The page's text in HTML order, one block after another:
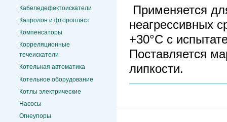
Кабеледефектоискатели
Капролон и фторопласт
Компенсаторы
Корреляционные
течеискатели
Котельная автоматика
Котельное оборудование
Котлы электрические
Насосы
Огнеупоры
Применяется
неагрессивных
+30°С с
Поставляется
липкости.